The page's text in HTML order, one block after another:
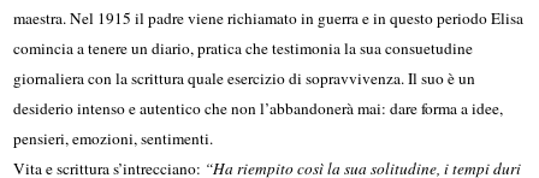
maestra. Nel 1915 il padre viene richiamato in guerra e in questo periodo Elisa
comincia a tenere un diario, pratica che testimonia la sua consuetudine
giornaliera con la scrittura quale esercizio di sopravvivenza. Il suo è un
desiderio intenso e autentico che non l’abbandonerà mai: dare forma a idee,
pensieri, emozioni, sentimenti.
Vita e scrittura s’intrecciano: “Ha riempito così la sua solitudine, i tempi duri